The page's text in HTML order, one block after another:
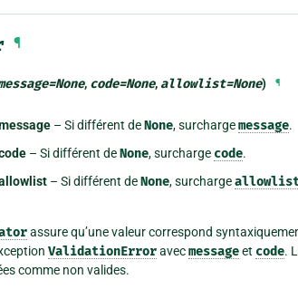
¶
=None, code=None, allowlist=None) ¶
– Si différent deNone, surchargemessage.
– Si différent deNone, surcharge code.
– Si différent deNone, surcharge
assure qu’une valeur correspond
ValidationErroravecmessageet code.
comme non valides.